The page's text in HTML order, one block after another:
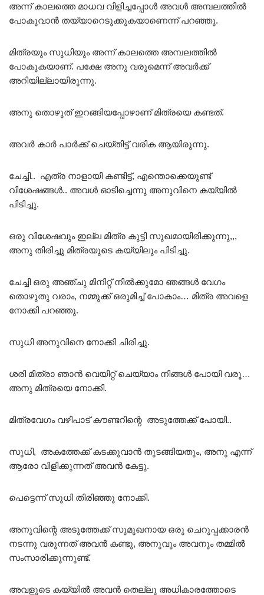
അന്ന് കാലത്തെ മാധവ വിളിച്ചപ്പോൾ അവൾ അമ്പലത്തിൽ
പോകുവാൻ തയ്യാറെടുക്കുകയാണെന്ന് പറഞ്ഞു.
മിത്രയും സുധിയും അന്ന് കാലത്തെ അമ്പലത്തിൽ
പോകുകയാണ്. പക്ഷേ അനു വരുമെന്ന് അവർക്ക്
അറിയില്ലായിരുന്നു.
അനു തൊഴുത് ഇറങ്ങിയപ്പോഴാണ് മിത്രയെ കണ്ടത്.
അവർ കാർ പാർക്ക്‌ ചെയ്തിട്ട് വരിക ആയിരുന്നു.
ചേച്ചി.. എത്ര നാളായി കണ്ടിട്ട്, എന്തൊക്കെയുണ്ട്
വിശേഷങ്ങൾ.. അവൾ ഓടിച്ചെന്നു അനുവിനെ കയ്യിൽ
പിടിച്ചു.
ഒരു വിശേഷവും ഇല്ല മിത്ര കുട്ടി സുഖമായിരിക്കുന്നു,,,
അനു തിരിച്ചു മിത്രയുടെ കയ്യിലും പിടിച്ചു.
ചേച്ചി ഒരു അഞ്ചു മിനിറ്റ് നിൽക്കുമോ ഞങ്ങൾ വേഗം
തൊഴുതു വരാം, നമ്മുക്ക് ഒരുമിച്ച് പോകാം… മിത്ര അവളെ
നോക്കി പറഞ്ഞു.
സുധി അനുവിനെ നോക്കി ചിരിച്ചു.
ശരി മിത്രാ ഞാൻ വെയിറ്റ് ചെയ്യാം നിങ്ങൾ പോയി വരൂ…
അനു മിത്രയെ നോക്കി.
മിത്രവേഗം വഴിപാട് കൗണ്ടറിന്റെ അടുത്തേക്ക് പോയി..
സുധി, അകത്തേക്ക് കടക്കുവാൻ തുടങ്ങിയതും, അനു എന്ന്
ആരോ വിളിക്കുന്നത് അവൻ കേട്ടു.
പെട്ടെന്ന് സുധി തിരിഞ്ഞു നോക്കി.
അനുവിന്റെ അടുത്തേക്ക് സുമുഖനായ ഒരു ചെറുപ്പക്കാരൻ
നടന്നു വരുന്നത് അവൻ കണ്ടു, അനുവും അവനും തമ്മിൽ
സംസാരിക്കുന്നുണ്ട്.
അവളുടെ കയ്യിൽ അവൻ തെല്ലു അധികാരത്തോടെ